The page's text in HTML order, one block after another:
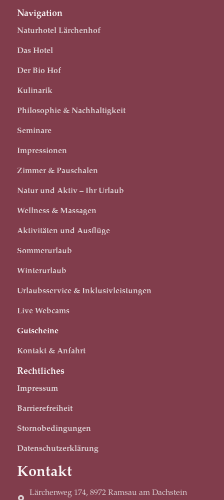
Navigation
Naturhotel Lärchenhof
Das Hotel
Der Bio Hof
Kulinarik
Philosophie & Nachhaltigkeit
Seminare
Impressionen
Zimmer & Pauschalen
Natur und Aktiv – Ihr Urlaub
Wellness & Massagen
Aktivitäten und Ausflüge
Sommerurlaub
Winterurlaub
Urlaubsservice & Inklusivleistungen
Live Webcams
Gutscheine
Kontakt & Anfahrt
Rechtliches
Impressum
Barrierefreiheit
Stornobedingungen
Datenschutzerklärung
Kontakt
Lärchenweg 174, 8972 Ramsau am Dachstein